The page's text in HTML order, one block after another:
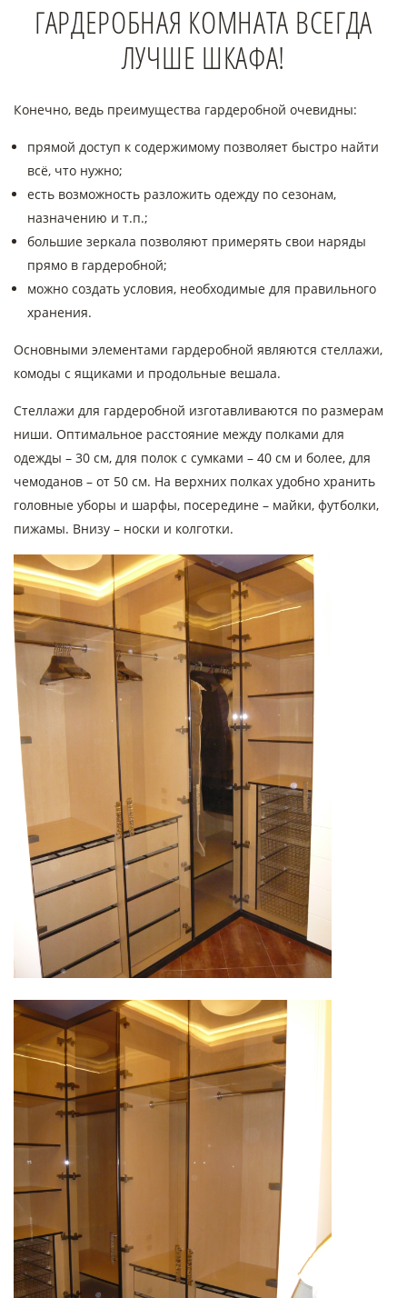
ГАРДЕРОБНАЯ КОМНАТА ВСЕГДА
ЛУЧШЕ ШКАФА!
Конечно, ведь преимущества гардеробной очевидны:
прямой доступ к содержимому позволяет быстро найти
всё, что нужно;
есть возможность разложить одежду по сезонам,
назначению и т.п.;
большие зеркала позволяют примерять свои наряды
прямо в гардеробной;
можно создать условия, необходимые для правильного
хранения.
Основными элементами гардеробной являются стеллажи,
комоды с ящиками и продольные вешала.
Стеллажи для гардеробной изготавливаются по размерам
ниши. Оптимальное расстояние между полками для
одежды – 30 см, для полок с сумками – 40 см и более, для
чемоданов – от 50 см. На верхних полках удобно хранить
головные уборы и шарфы, посередине – майки, футболки,
пижамы. Внизу – носки и колготки.